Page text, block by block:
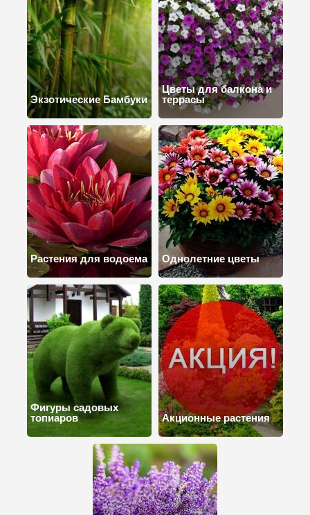
Экзотические Бамбуки
Цветы для балкона и
террасы
Растения для водоема Однолетние цветы
Фигуры садовых
топиаров
Акционные растения